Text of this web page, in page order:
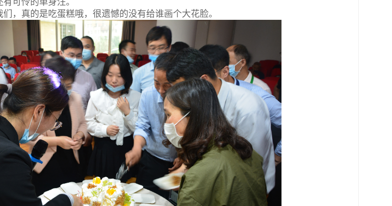
，真的是吃蛋糕哦，很遗憾的没有给谁画个大花脸。